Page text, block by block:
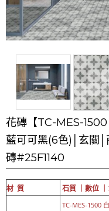
花磚【TC-MES-1500
藍可可黑(6色)│玄關
磚#25F1140
材 質 石質 ｜數位 ｜
TC-MES-1500